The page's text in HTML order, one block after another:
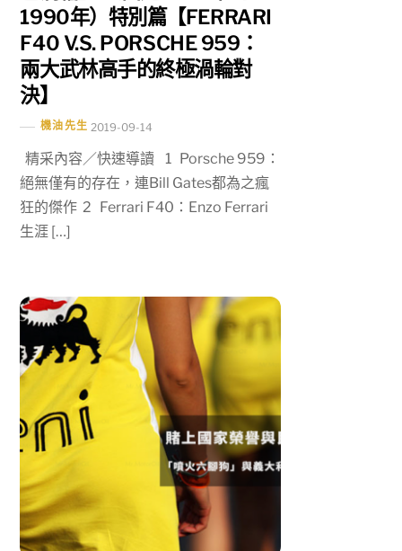
1990年）特別篇【FERRARI
F40 V.S. PORSCHE 959：
兩大武林高手的終極渦輪對
決】
機油先生 2019-09-14
精采內容／快速導讀 1 Porsche 959：
絕無僅有的存在，連Bill Gates都為之瘋
狂的傑作 2 Ferrari F40：Enzo Ferrari
生涯 […]